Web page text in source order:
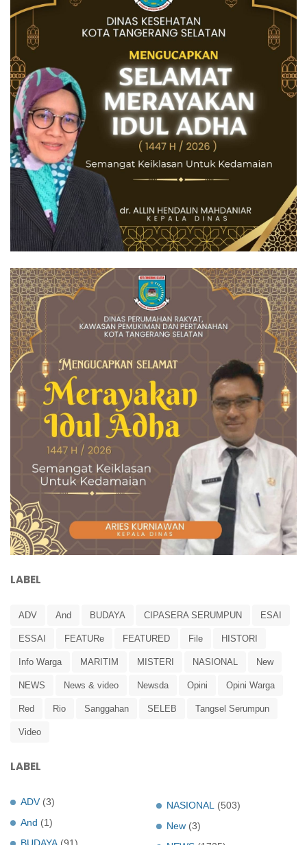
LABEL
ADV And BUDAYA CIPASERA SERUMPUN ESAI
ESSAI FEATURe FEATURED File HISTORI
Info Warga MARITIM MISTERI NASIONAL New
NEWS News & video Newsda Opini Opini Warga
Red Rio Sanggahan SELEB Tangsel Serumpun
Video
LABEL
ADV (3)
And (1)
NASIONAL
(503)
New (3)